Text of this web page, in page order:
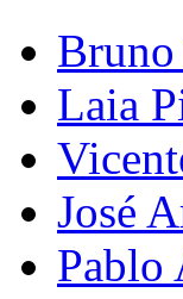
Laia
José
Pablo